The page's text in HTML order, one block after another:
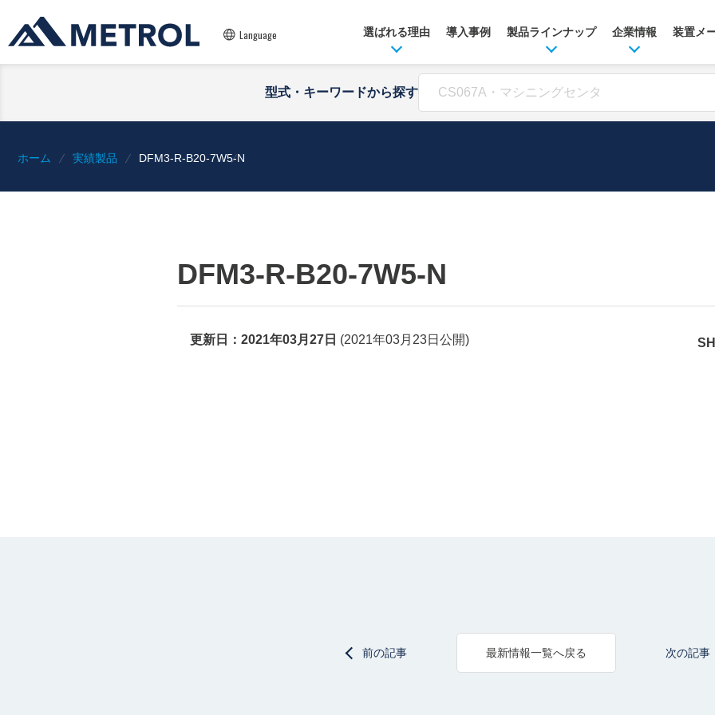
Language 選ばれる理由 導入事例 製品ラインナップ 企業情報 装置メ
型式・キーワードから探す
ホーム 実績製品 DFM3-R-B20-7W5-N
DFM3-R-B20-7W5-N
更新日： 2021年03月27日 (2021年03月23日 公開)
前の記事 最新情報一覧へ戻る 次の記事